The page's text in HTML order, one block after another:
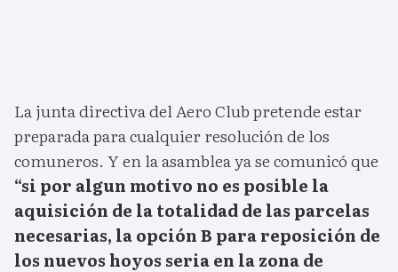
La junta directiva del Aero Club pretende estar
preparada para cualquier resolución de los
comuneros. Y en la asamblea ya se comunicó que
“si por algun motivo no es posible la
aquisición de la totalidad de las parcelas
necesarias, la opción B para reposición de
los nuevos hoyos seria en la zona de